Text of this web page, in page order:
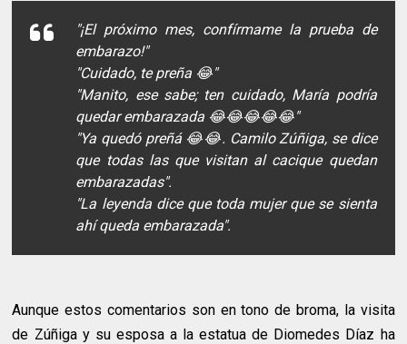
"¡El próximo mes, confírmame la prueba de
embarazo!"
"Cuidado, te preña 😂"
"Manito, ese sabe; ten cuidado, María podría
quedar embarazada 😂😂😂😂😂"
"Ya quedó preñá 😂😂. Camilo Zúñiga, se dice
que todas las que visitan al cacique quedan
embarazadas".
"La leyenda dice que toda mujer que se sienta
ahí queda embarazada".
Aunque estos comentarios son en tono de broma, la visita
de Zúñiga y su esposa a la estatua de Diomedes Díaz ha